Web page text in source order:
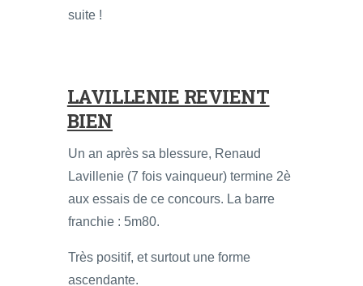
suite !
LAVILLENIE REVIENT
BIEN
Un an après sa blessure, Renaud
Lavillenie (7 fois vainqueur) termine 2è
aux essais de ce concours. La barre
franchie : 5m80.
Très positif, et surtout une forme
ascendante.